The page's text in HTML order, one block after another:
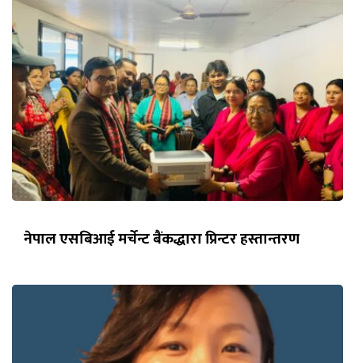
नेपाल एसबिआई मर्चेन्ट बैंकद्धारा प्रिन्टर हस्तान्तरण